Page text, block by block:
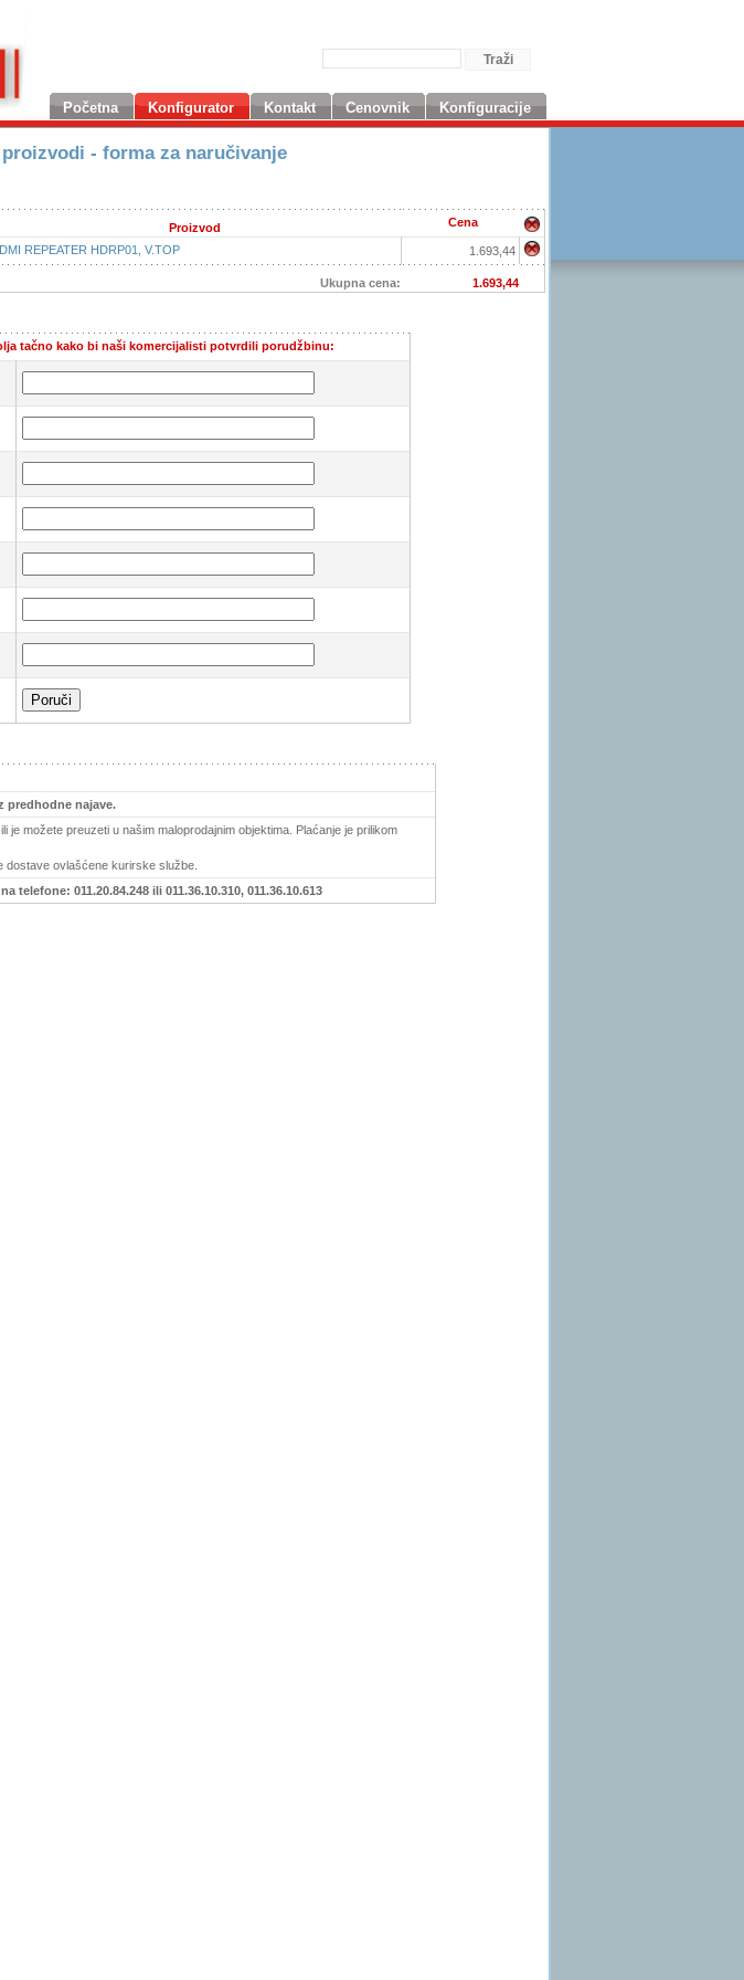
Početna Konfigurator Kontakt Cenovnik Konfiguracije
- forma za naručivanje
Proizvod Cena
REPEATER HDRP01, V.TOP 1.693,44
Ukupna cena: 1.693,44
tačno kako bi naši komercijalisti potvrdili porudžbinu:
predhodne najave.
je možete preuzeti u našim maloprodajnim objektima. Plaćanje je prilikom
dostave ovlašćene kurirske službe.
telefone: 011.20.84.248 ili 011.36.10.310, 011.36.10.613